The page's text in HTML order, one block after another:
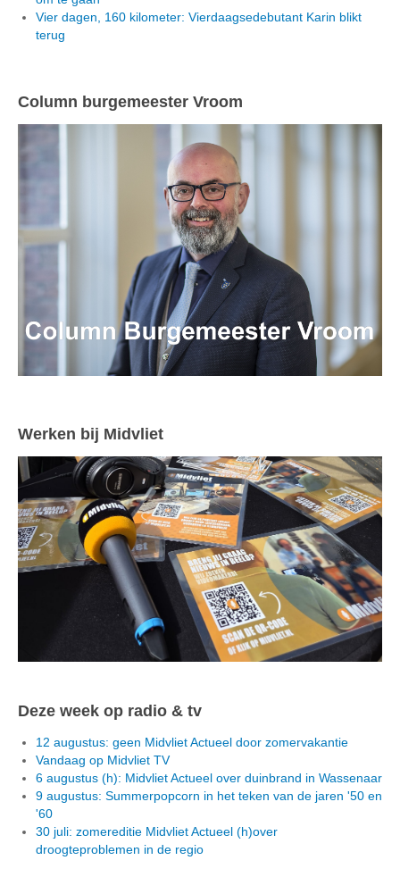
Vier dagen, 160 kilometer: Vierdaagsedebutant Karin blikt
terug
Column burgemeester Vroom
Werken bij Midvliet
Deze week op radio & tv
12 augustus: geen Midvliet Actueel door zomervakantie
Vandaag op Midvliet TV
6 augustus (h): Midvliet Actueel over duinbrand in Wassenaar
9 augustus: Summerpopcorn in het teken van de jaren '50 en
'60
30 juli: zomereditie Midvliet Actueel (h)over
droogteproblemen in de regio